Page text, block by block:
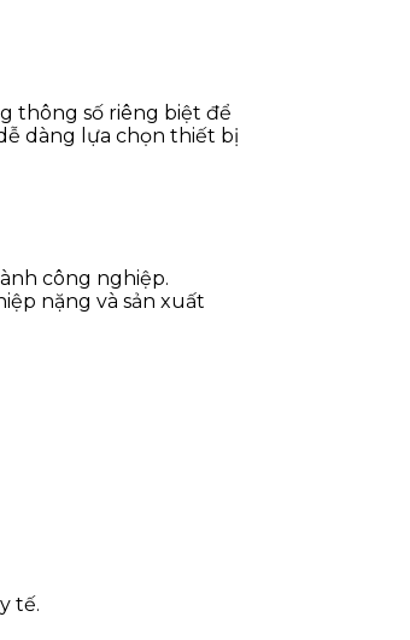
thông số riêng biệt để
dàng lựa chọn thiết bị
công nghiệp.
nặng và sản xuất
tế.